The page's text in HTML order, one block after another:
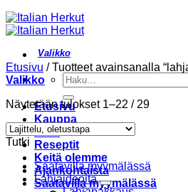
Etsi:
Etusivu
Kauppa
Liike
Reseptit
Keitä olemme
Ajankohtaista
Saatavilla myymälässä
Etusivu /Tuotteet avainsanalla
Valikko
Näytetään tulokset 1–22 / 29
Tutki
Saatavilla myymälässä
Lahjaideoita